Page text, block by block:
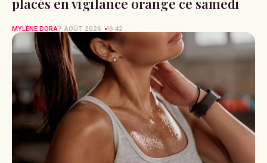
MYLÈNE DORA7 AOÛT 2026 16:42